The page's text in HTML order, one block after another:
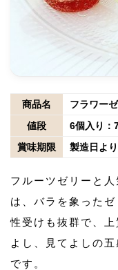
商品名
フラワー
値段
6個入り：
賞味期限
製造日よ
フルーツゼリーと
は、バラを象った
性受けも抜群で、
よし、見てよしの
です。